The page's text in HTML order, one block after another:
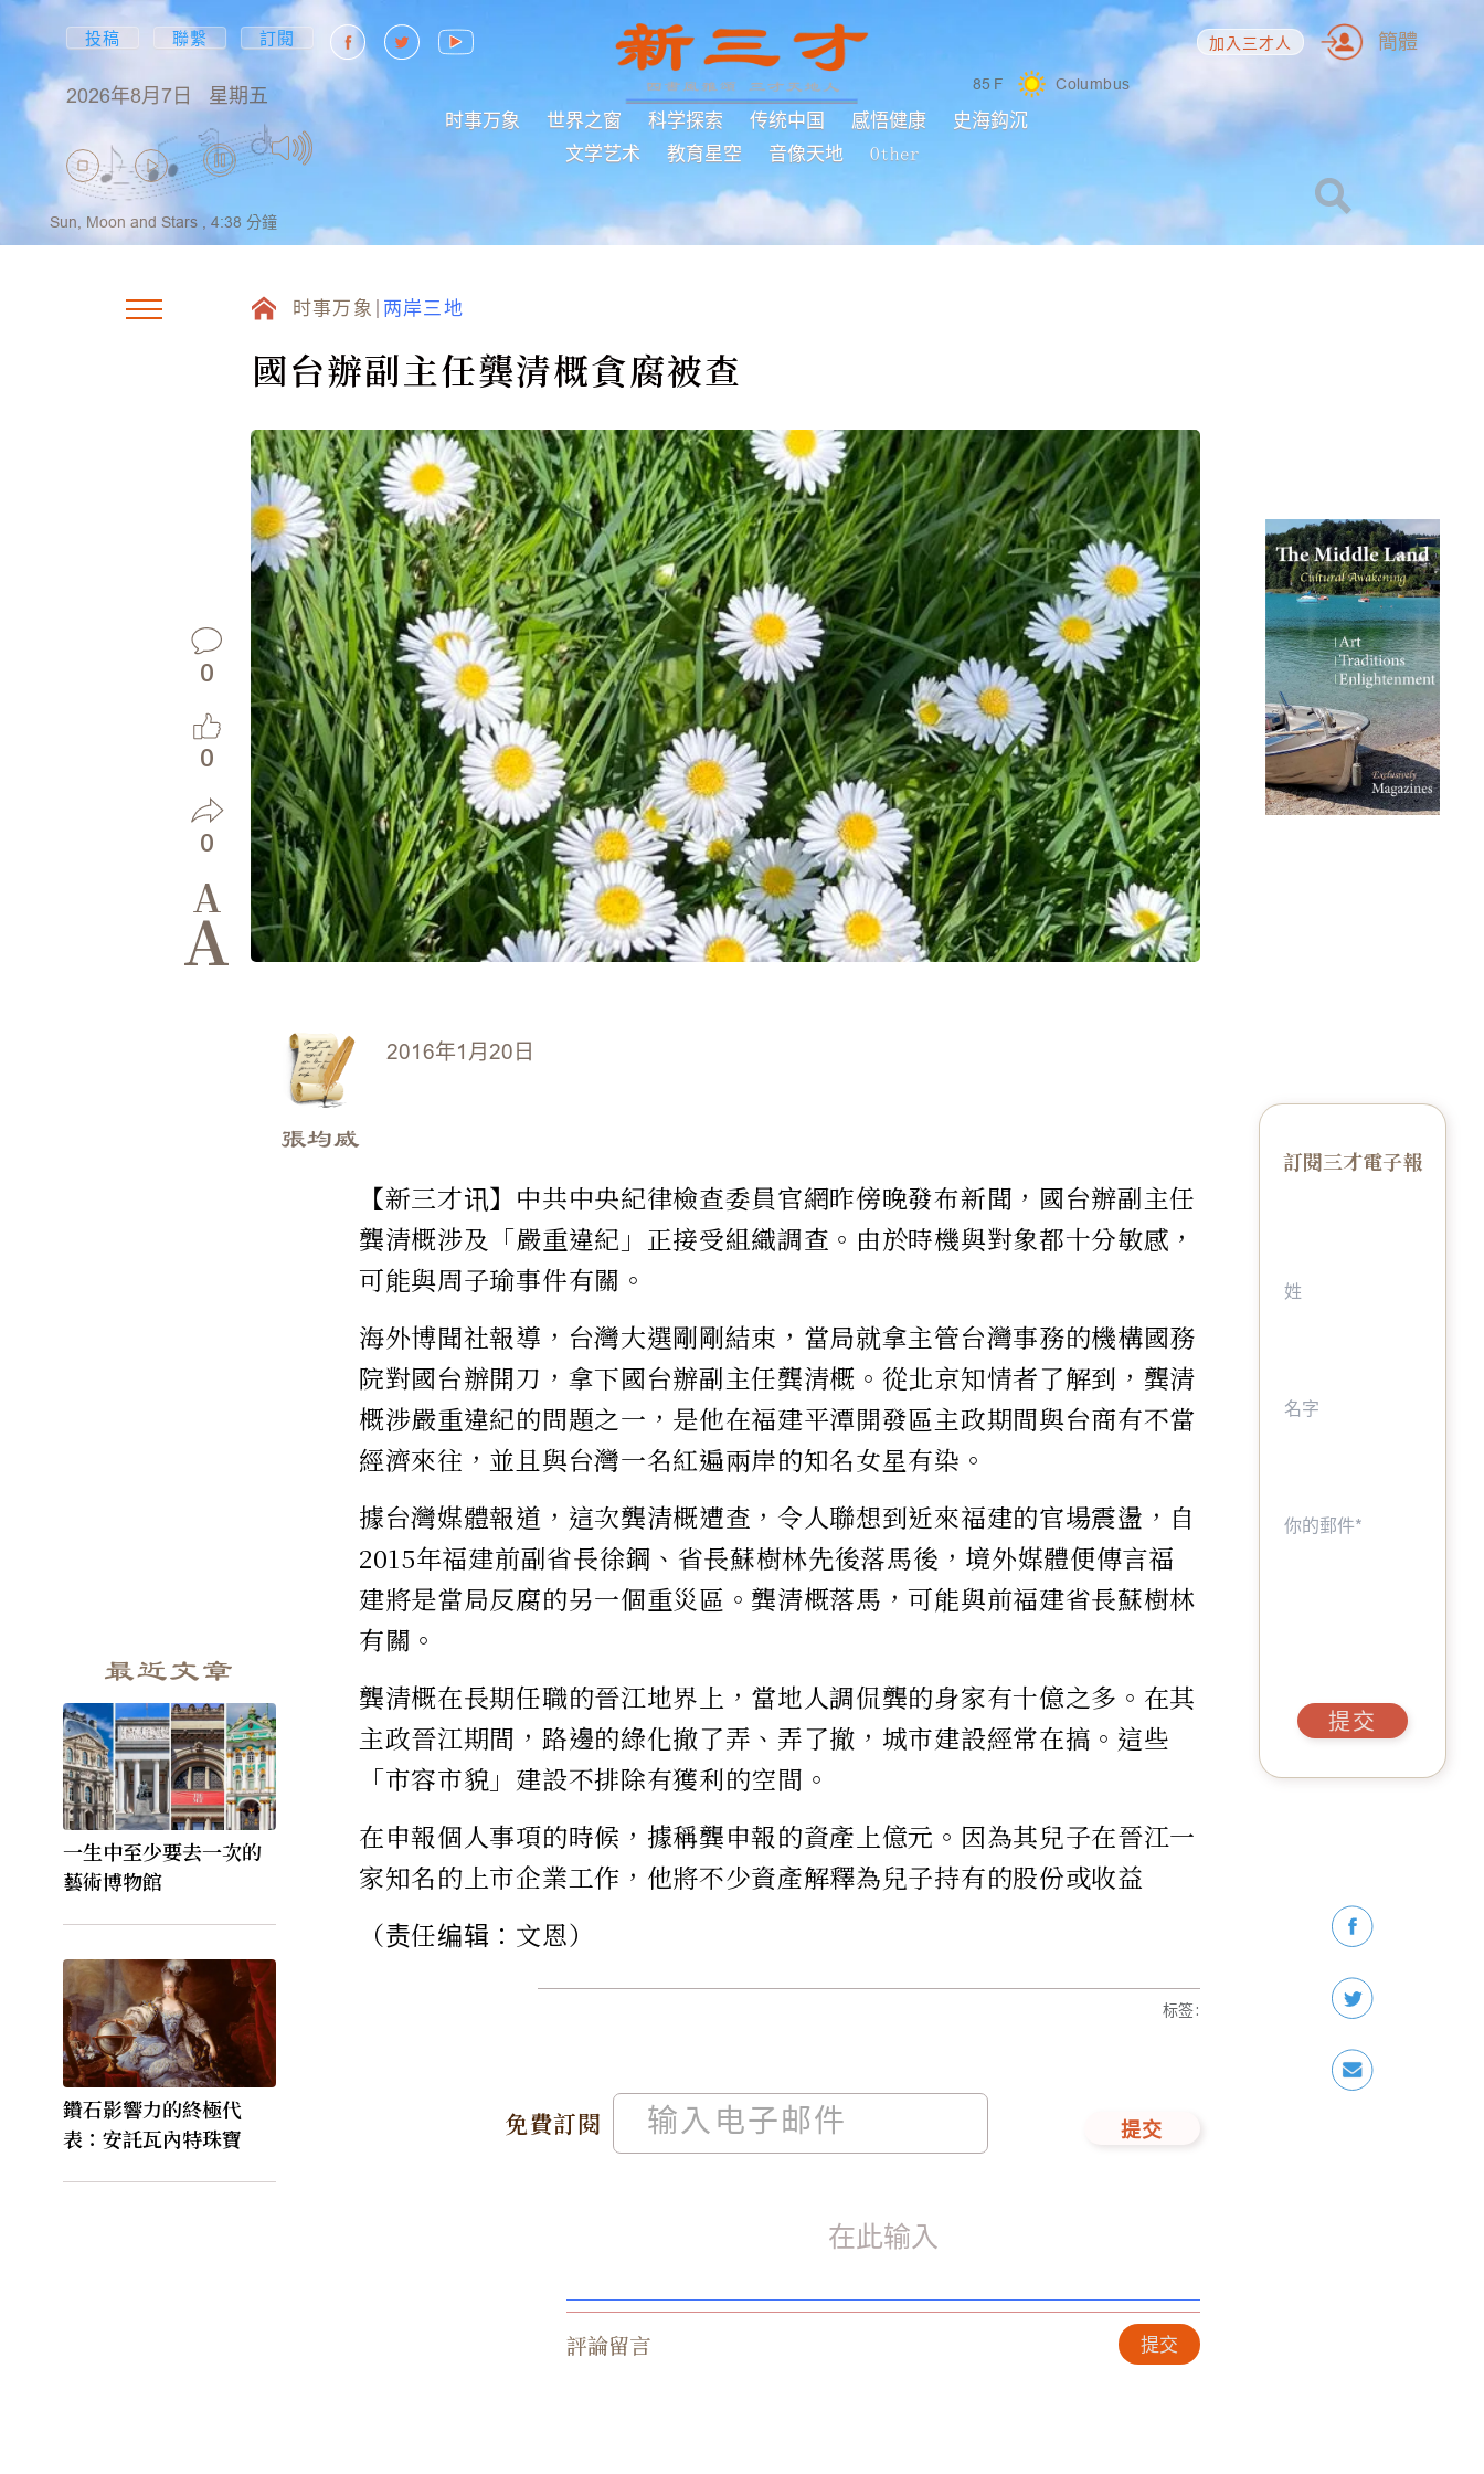
投稿 聯繫 訂閱
2026年8月7日 星期五 85 F Columbus
时事万象 世界之窗 科学探索 传统中国 感悟健康
史海鈎沉
文学艺术
教育星空 音像天地 Other
加入三才人 簡體
Sun, Moon and Stars , 4:38 分鐘
时事万象 两岸三地
國台辦副主任龔清概貪腐被查
0
0
0
A
A
最近文章
一生中至少要去一次的
藝術博物館
鑽石影響力的終極代
表：安託瓦內特珠寶
2016年1月20日
張均威
【新三才讯】中共中央紀律檢查委員官網昨傍晚發布新聞，國台辦副主任
龔清概涉及「嚴重違紀」正接受組織調查。由於時機與對象都十分敏感，
可能與周子瑜事件有關。
海外博聞社報導，台灣大選剛剛結束，當局就拿主管台灣事務的機構國務
院對國台辦開刀，拿下國台辦副主任龔清概。從北京知情者了解到，龔清
概涉嚴重違紀的問題之一，是他在福建平潭開發區主政期間與台商有不當
經濟來往，並且與台灣一名紅遍兩岸的知名女星有染。
據台灣媒體報道，這次龔清概遭查，令人聯想到近來福建的官場震盪，自
2015年福建前副省長徐鋼、省長蘇樹林先後落馬後，境外媒體便傳言福
建將是當局反腐的另一個重災區。龔清概落馬，可能與前福建省長蘇樹林
有關。
龔清概在長期任職的晉江地界上，當地人調侃龔的身家有十億之多。在其
主政晉江期間，路邊的綠化撤了弄、弄了撤，城市建設經常在搞。這些
「市容市貌」建設不排除有獲利的空間。
在申報個人事項的時候，據稱龔申報的資產上億元。因為其兒子在晉江一
家知名的上市企業工作，他將不少資產解釋為兒子持有的股份或收益
（责任编辑：文恩）
免費訂閱 提交
标签:
評論留言 提交
訂閱三才電子報
提交